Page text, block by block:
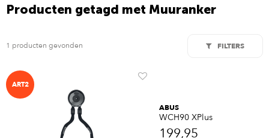
Producten getagd met Muuranker
1 producten gevonden FILTERS
ART2
ABUS
WCH90 XPlus
199,95